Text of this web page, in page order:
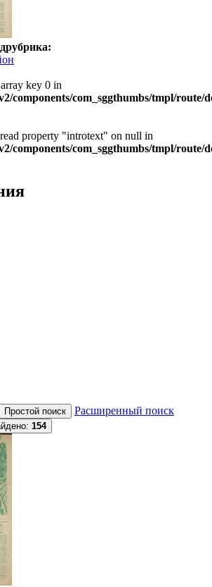
key 0 in
components/com_sggthumbs/tmpl/route/
property "introtext" on null in
components/com_sggthumbs/tmpl/route/
Расширенный поиск
154